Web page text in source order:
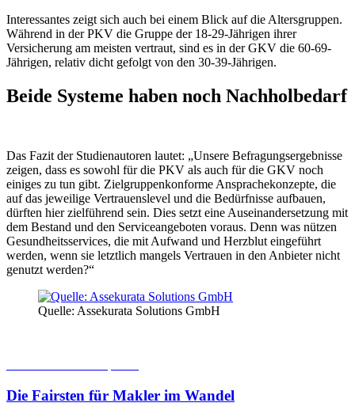
Interessantes zeigt sich auch bei einem Blick auf die Altersgruppen.
Während in der PKV die Gruppe der 18-29-Jährigen ihrer
Versicherung am meisten vertraut, sind es in der GKV die 60-69-
Jährigen, relativ dicht gefolgt von den 30-39-Jährigen.
Beide Systeme haben noch Nachholbedarf
Das Fazit der Studienautoren lautet: „Unsere Befragungsergebnisse
zeigen, dass es sowohl für die PKV als auch für die GKV noch
einiges zu tun gibt. Zielgruppenkonforme Ansprachekonzepte, die
auf das jeweilige Vertrauenslevel und die Bedürfnisse aufbauen,
dürften hier zielführend sein. Dies setzt eine Auseinandersetzung mit
dem Bestand und den Serviceangeboten voraus. Denn was nützen
Gesundheitsservices, die mit Aufwand und Herzblut eingeführt
werden, wenn sie letztlich mangels Vertrauen in den Anbieter nicht
genutzt werden?“
Quelle: Assekurata Solutions GmbH
Die Fairsten für Makler im Wandel